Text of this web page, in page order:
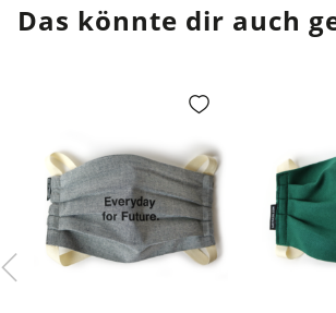
Das könnte dir auch